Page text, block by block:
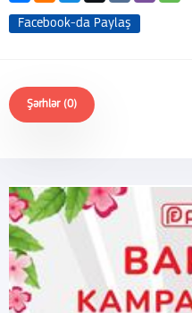
Facebook-da Paylaş
Şərhlər (0)